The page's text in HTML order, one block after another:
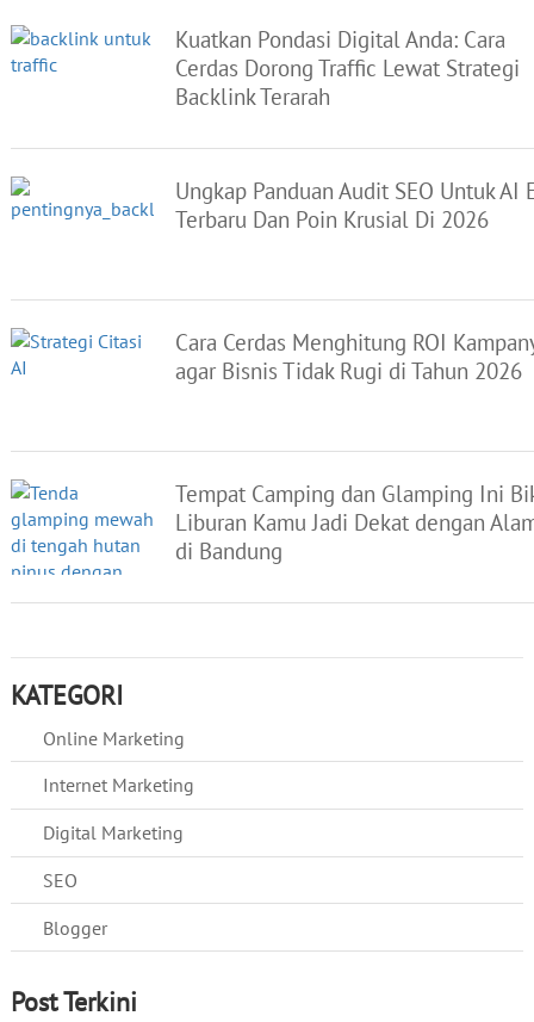
Kuatkan Pondasi Digital Anda: Cara
Cerdas Dorong Traffic Lewat Strategi
Backlink Terarah
Ungkap Panduan Audit SEO Untuk AI
Terbaru Dan Poin Krusial Di 2026
Cara Cerdas Menghitung ROI
agar Bisnis Tidak Rugi di Tahun 2026
Tempat Camping dan Glamping Ini
Liburan Kamu Jadi Dekat dengan
di Bandung
KATEGORI
Online Marketing
Internet Marketing
Digital Marketing
SEO
Blogger
Post Terkini